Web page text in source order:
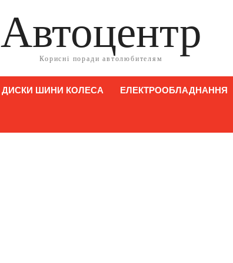
Автоцентр
Корисні поради автолюбителям
ДИСКИ ШИНИ КОЛЕСА ЕЛЕКТРООБЛАДНАННЯ